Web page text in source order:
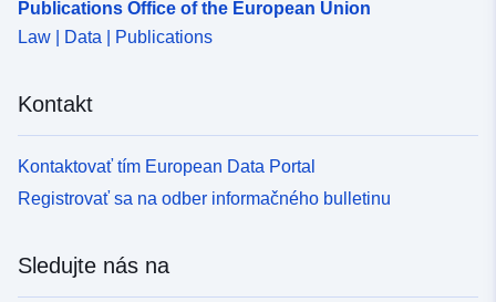
Publications Office of the European Union
Law | Data | Publications
Kontakt
Kontaktovať tím European Data Portal
Registrovať sa na odber informačného bulletinu
Sledujte nás na